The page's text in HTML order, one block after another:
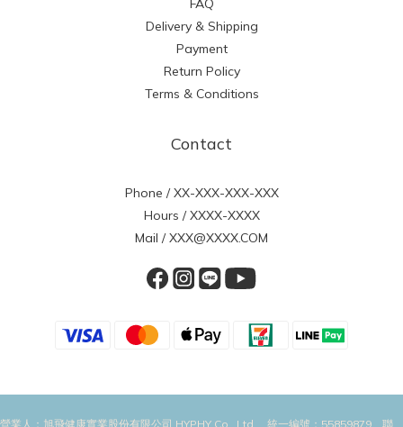
Delivery & Shipping
Payment
Return Policy
Terms & Conditions
Contact
Phone / XX-XXX-XXX-XXX
Hours / XXXX-XXXX
Mail / XXX@XXXX.COM
營業人：旭飛健康實業股份有限公司 HYPHY Co., Ltd 統一編號：55859879 聯